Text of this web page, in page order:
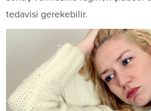
tedavisi gerekebilir.